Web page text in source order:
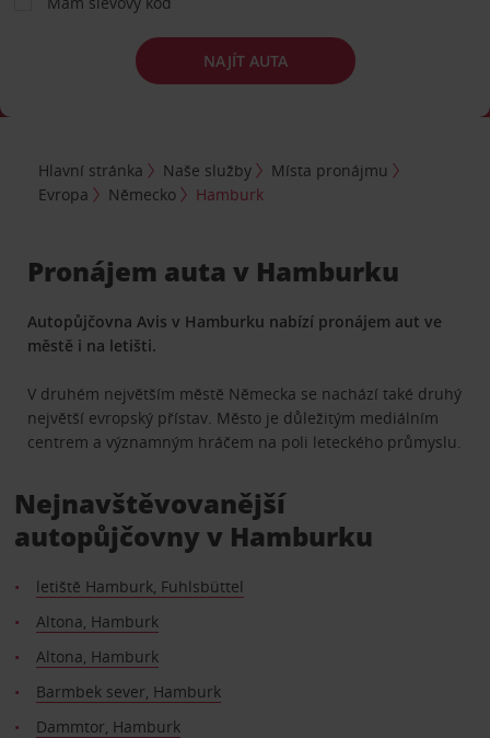
NAJÍT AUTA
Hlavní stránka Naše služby
Místa pronájmu
Evropa
Německo Hamburk
Pronájem auta v Hamburku
Autopůjčovna Avis v Hamburku nabízí pronájem aut ve
městě i na letišti.
V druhém největším městě Německa se nachází také druhý
největší evropský přístav. Město je důležitým mediálním
centrem a významným hráčem na poli leteckého průmyslu.
Nejnavštěvovanější
autopůjčovny v Hamburku
letiště Hamburk, Fuhlsbüttel
Altona, Hamburk
Altona, Hamburk
Barmbek sever, Hamburk
Dammtor, Hamburk